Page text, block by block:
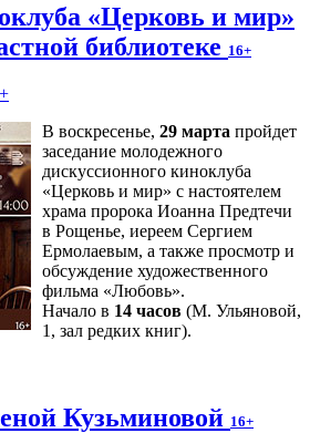
«Церковь и мир»
библиотеке 16+
В воскресенье, 29 марта пройдет
заседание молодежного
дискуссионного киноклуба
«Церковь и мир» с настоятелем
храма пророка Иоанна Предтечи
в Рощенье, иереем Сергием
Ермолаевым, а также просмотр и
обсуждение художественного
фильма «Любовь».
Начало в 14 часов (М. Ульяновой,
1, зал редких книг).
Кузьминовой 16+